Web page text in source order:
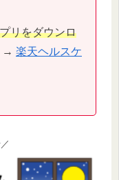
リをダウンロ
→ 楽天ヘルスケ